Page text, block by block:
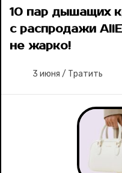
10 пар дышащих
с распродажи
не жарко!
3 июня / Тратить